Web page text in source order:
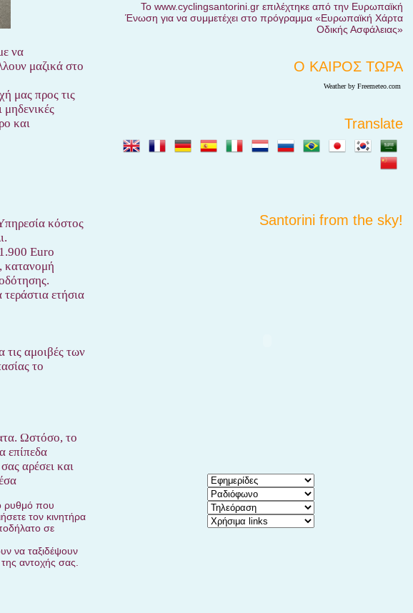
να
μαζικά στο
μας προς τις
και
κόστος
Euro
κατανομή
ετήσια
αμοιβές των
το
Ωστόσο, το
επίπεδα
αρέσει και
ρυθμό που
τον κινητήρα
σε
να ταξιδέψουν
αντοχής σας.
Το www.cyclingsantorini.gr επιλέχτηκε από την Ευρωπαϊκή
Ένωση για να συμμετέχει στο πρόγραμμα «Ευρωπαϊκή Χάρτα
Οδικής Ασφάλειας»
Ο ΚΑΙΡΟΣ ΤΩΡΑ
Weather by Freemeteo.com
Translate
Santorini from the sky!